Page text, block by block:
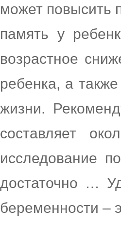
может повысить
память у
возрастное
ребенка, а
жизни.
составляет
исследование
достаточно …
беременности –